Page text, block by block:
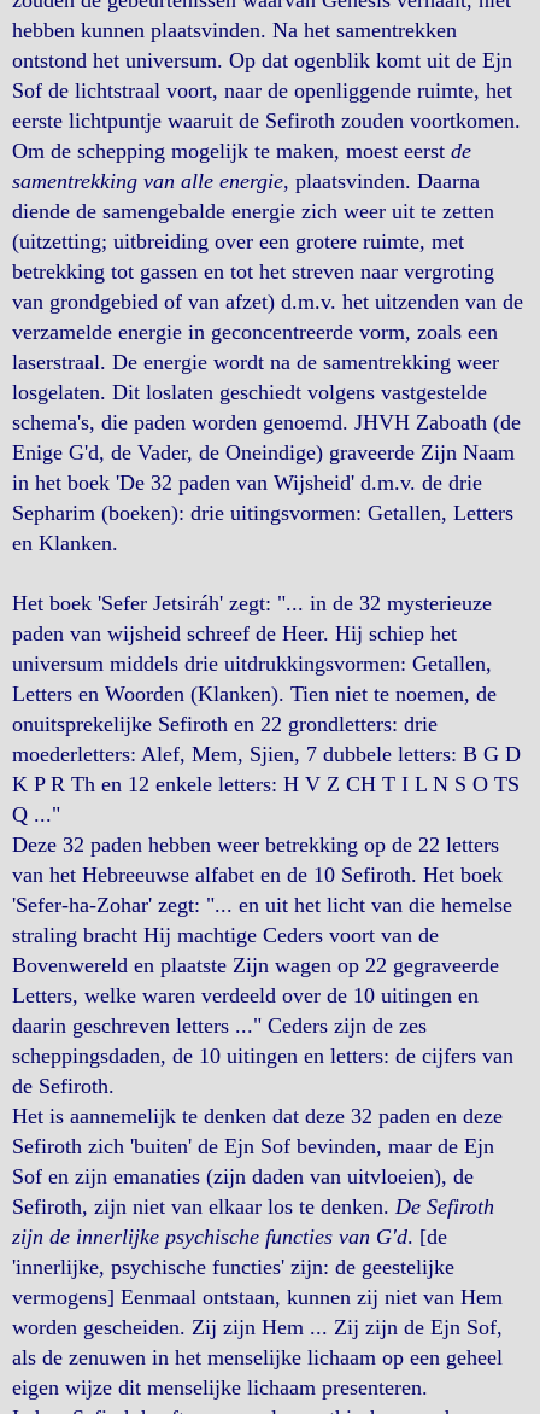
hebben kunnen plaatsvinden. Na het samentrekken
ontstond het universum. Op dat ogenblik komt uit de Ejn
Sof de lichtstraal voort, naar de openliggende ruimte, het
eerste lichtpuntje waaruit de Sefiroth zouden voortkomen.
Om de schepping mogelijk te maken, moest eerst de
samentrekking van alle energie, plaatsvinden. Daarna
diende de samengebalde energie zich weer uit te zetten
(uitzetting; uitbreiding over een grotere ruimte, met
betrekking tot gassen en tot het streven naar vergroting
van grondgebied of van afzet) d.m.v. het uitzenden van de
verzamelde energie in geconcentreerde vorm, zoals een
laserstraal. De energie wordt na de samentrekking weer
losgelaten. Dit loslaten geschiedt volgens vastgestelde
schema's, die paden worden genoemd. JHVH Zaboath (de
Enige G'd, de Vader, de Oneindige) graveerde Zijn Naam
in het boek 'De 32 paden van Wijsheid' d.m.v. de drie
Sepharim (boeken): drie uitingsvormen: Getallen, Letters
en Klanken.
Het boek 'Sefer Jetsiráh' zegt: "... in de 32 mysterieuze
paden van wijsheid schreef de Heer. Hij schiep het
universum middels drie uitdrukkingsvormen: Getallen,
Letters en Woorden (Klanken). Tien niet te noemen, de
onuitsprekelijke Sefiroth en 22 grondletters: drie
moederletters: Alef, Mem, Sjien, 7 dubbele letters: B G D
K P R Th en 12 enkele letters: H V Z CH T I L N S O TS
Q ..."
Deze 32 paden hebben weer betrekking op de 22 letters
van het Hebreeuwse alfabet en de 10 Sefiroth. Het boek
'Sefer-ha-Zohar' zegt: "... en uit het licht van die hemelse
straling bracht Hij machtige Ceders voort van de
Bovenwereld en plaatste Zijn wagen op 22 gegraveerde
Letters, welke waren verdeeld over de 10 uitingen en
daarin geschreven letters ..." Ceders zijn de zes
scheppingsdaden, de 10 uitingen en letters: de cijfers van
de Sefiroth.
Het is aannemelijk te denken dat deze 32 paden en deze
Sefiroth zich 'buiten' de Ejn Sof bevinden, maar de Ejn
Sof en zijn emanaties (zijn daden van uitvloeien), de
Sefiroth, zijn niet van elkaar los te denken. De Sefiroth
zijn de innerlijke psychische functies van G'd. [de
'innerlijke, psychische functies' zijn: de geestelijke
vermogens] Eenmaal ontstaan, kunnen zij niet van Hem
worden gescheiden. Zij zijn Hem ... Zij zijn de Ejn Sof,
als de zenuwen in het menselijke lichaam op een geheel
eigen wijze dit menselijke lichaam presenteren.